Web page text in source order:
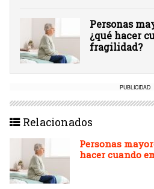
Personas
¿qué hacer
fragilidad?
PUBLICIDAD
Relacionados
Personas
hacer cuando